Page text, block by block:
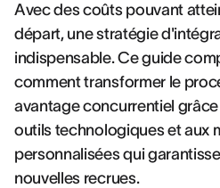
Avec des coûts pouvant
départ, une stratégie
indispensable. Ce guide
comment transformer le
avantage concurrentiel
outils technologiques et aux
personnalisées qui
nouvelles recrues.